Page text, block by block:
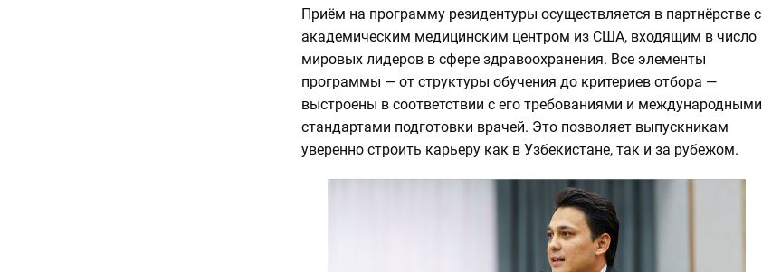
Приём на программу резидентуры осуществляется в партнёрстве с
академическим медицинским центром из США, входящим в число
мировых лидеров в сфере здравоохранения. Все элементы
программы — от структуры обучения до критериев отбора —
выстроены в соответствии с его требованиями и международными
стандартами подготовки врачей. Это позволяет выпускникам
уверенно строить карьеру как в Узбекистане, так и за рубежом.